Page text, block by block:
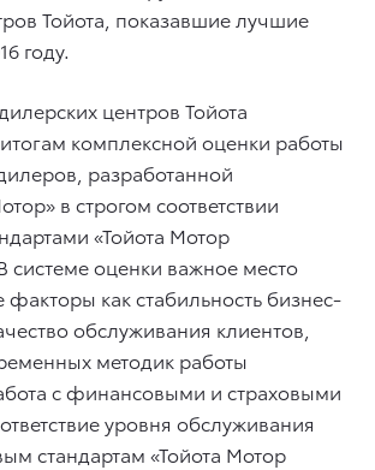
Тойота, показавшие лучшие
году.
центров Тойота
комплексной оценки работы
разработанной
в строгом соответствии
«Тойота Мотор
системе оценки важное место
факторы как стабильность бизнес-
обслуживания клиентов,
методик работы
с финансовыми и страховыми
уровня обслуживания
стандартам «Тойота Мотор